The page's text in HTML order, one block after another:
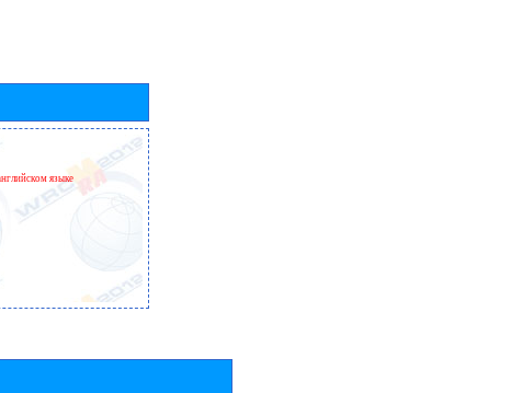
языке